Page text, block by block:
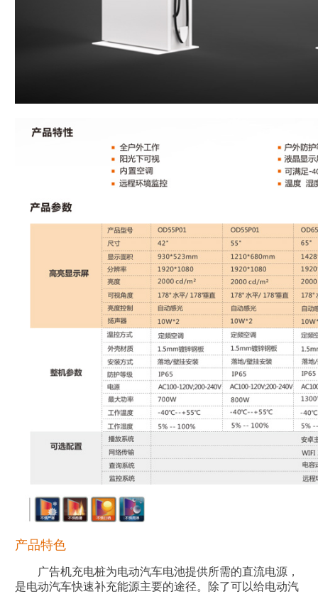
产品特色
广告机充电桩为电动汽车电池提供所需的直流电源，
是电动汽车快速补充能源主要的途径。除了可以给电动汽